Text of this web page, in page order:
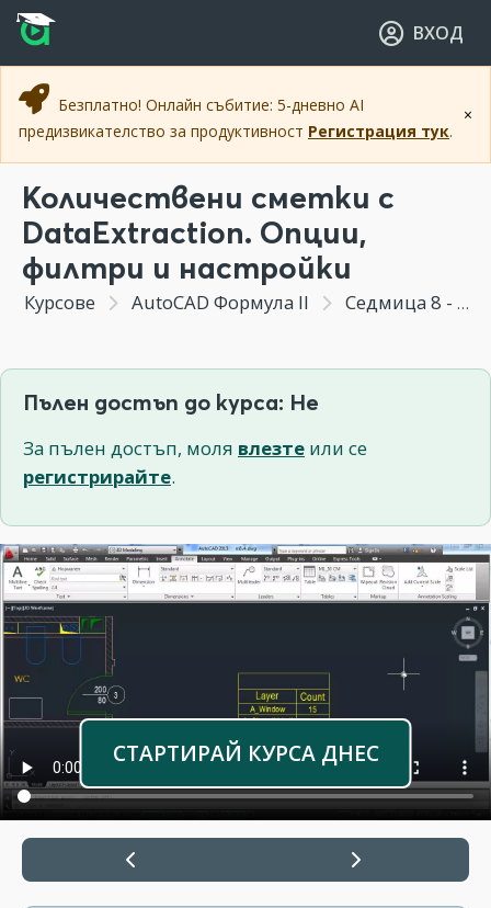
Прескочи към основното съдържание
Прескочи към навигацията
ВХОД
×
Безплатно! Онлайн събитие: 5-дневно AI
предизвикателство за продуктивност Регистрация тук.
Количествени сметки с
DataExtraction. Опции,
филтри и настройки
Курсове AutoCAD Формула II Седмица 8 - Използване на блокове за справки и бързи количествени сметки
Пълен достъп до курса: Не
За пълен достъп, моля влезте или се
регистрирайте.
СТАРТИРАЙ КУРСА ДНЕС